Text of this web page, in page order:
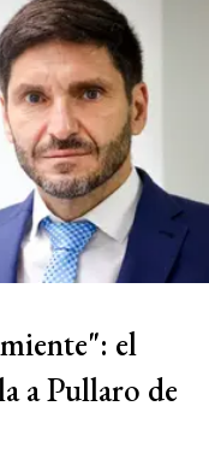
el
a Pullaro de